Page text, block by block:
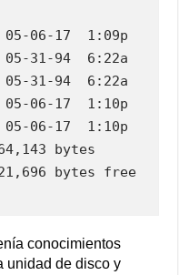
06-17  1:09p
05-31-94  6:22a
31-94  6:22a
06-17  1:10p
05-06-17  1:10p
bytes
bytes free
conocimientos
unidad de disco y